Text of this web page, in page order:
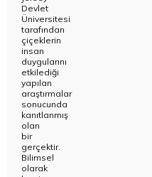
Devlet
Üniversitesi
tarafından
çiçeklerin
insan
duygularını
etkilediği
yapılan
araştırmalar
sonucunda
kanıtlanmış
olan
bir
gerçektir.
Bilimsel
olarak